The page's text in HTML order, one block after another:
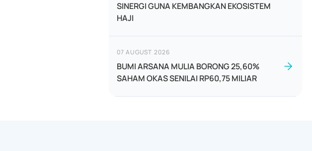
SINERGI GUNA KEMBANGKAN EKOSISTEM
HAJI
07 AUGUST 2026
BUMI ARSANA MULIA BORONG 25,60%
SAHAM OKAS SENILAI RP60,75 MILIAR